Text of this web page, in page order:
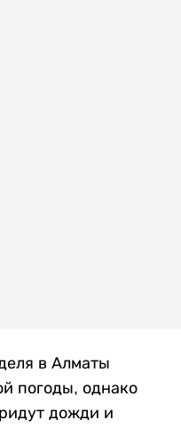
в Алматы
погоды, однако
дожди и